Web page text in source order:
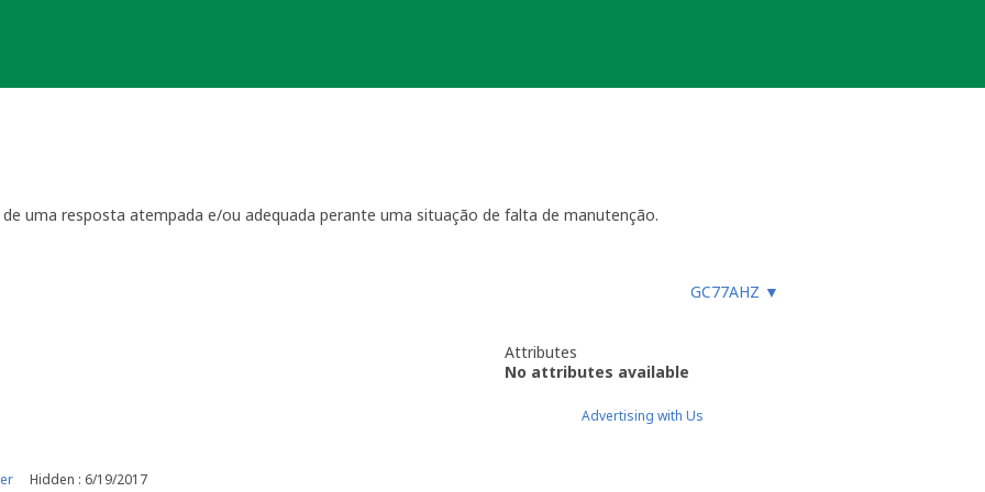
uma resposta atempada e/ou adequada perante uma situação de falta de manutenção.
à sua geocache para assegurar que está tudo em ordem para funcionar, especialmente
com a geocache (desaparecimento, estrago, humidade/infiltrações, etc.), ou faz um registo
temporariamente a sua geocache para que os outros saibam que não devem procurar a
o problema. É-lhe concedido um período razoável de tempo -
geralmente até 4 semanas
sua geocache. Se a geocache não estiver a receber a manutenção necessária ou estiver
um longo período de tempo, poderemos arquivar a página da geocache.
por favor recolha-o a fim de evitar que se torne lixo (geolitter).
de manutenção a sua geocache não poderá ser desarquivada. Caso submeta uma nova será tido em
GC77AHZ ▼
Hidden : 6/19/2017
Attributes
No attributes available
Advertising with Us